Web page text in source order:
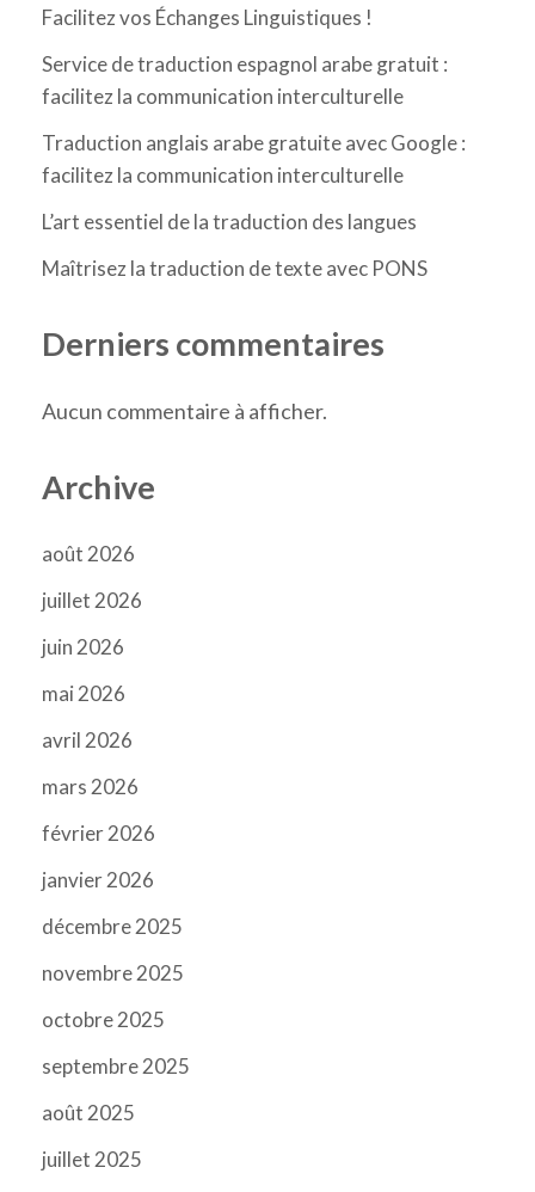
Facilitez vos Échanges Linguistiques !
Service de traduction espagnol arabe gratuit :
facilitez la communication interculturelle
Traduction anglais arabe gratuite avec Google :
facilitez la communication interculturelle
L’art essentiel de la traduction des langues
Maîtrisez la traduction de texte avec PONS
Derniers commentaires
Aucun commentaire à afficher.
Archive
août 2026
juillet 2026
juin 2026
mai 2026
avril 2026
mars 2026
février 2026
janvier 2026
décembre 2025
novembre 2025
octobre 2025
septembre 2025
août 2025
juillet 2025